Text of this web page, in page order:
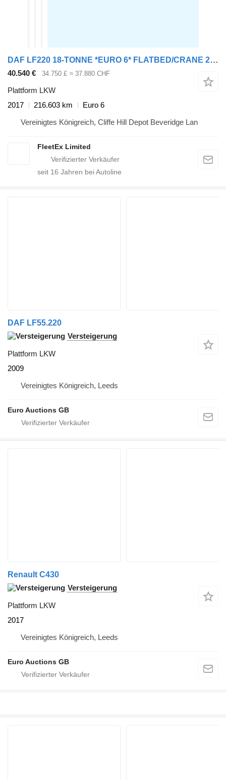
DAF LF220 18-TONNE *EURO 6* FLATBED/CRANE 2017 – MX66 MMV
40.540 € 34.750 £ ≈ 37.880 CHF
Plattform LKW
2017
216.603 km
Euro 6
Vereinigtes Königreich, Cliffe Hill Depot Beveridge Lan
FleetEx Limited
seit 16 Jahren bei Autoline
DAF LF55.220
Versteigerung
Plattform LKW
2009
Vereinigtes Königreich, Leeds
Euro Auctions GB
Renault C430
Versteigerung
Plattform LKW
2017
Vereinigtes Königreich, Leeds
Euro Auctions GB